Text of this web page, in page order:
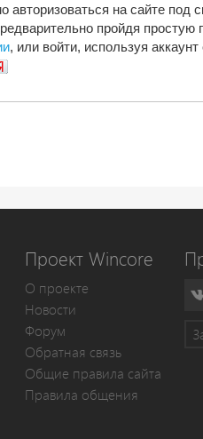
авторизоваться на сайте под
пройдя простую
, или войти, используя
Проект Wincore
О проекте
Новости
Форум
Обратная связь
Общие правила сайта
Правила общения